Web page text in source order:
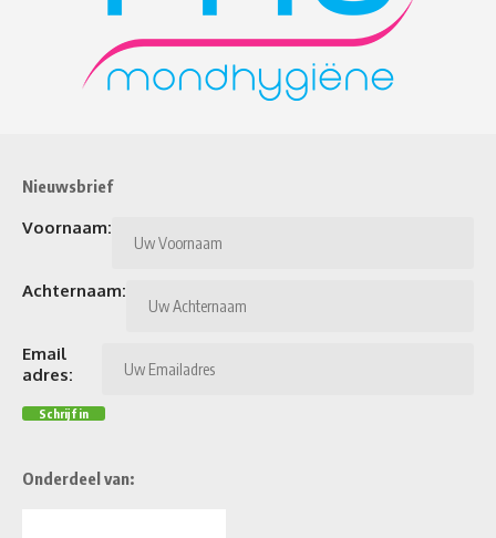
Nieuwsbrief
Voornaam:
Achternaam:
Email
adres:
Onderdeel van: